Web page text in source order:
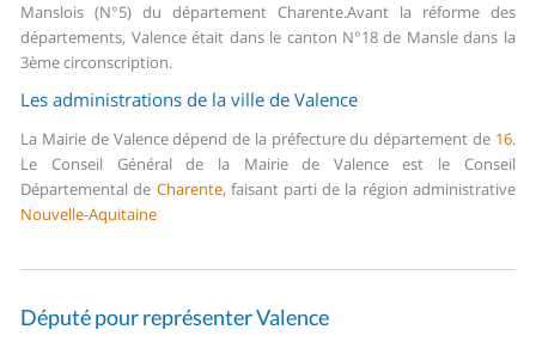
Manslois (N°5) du département Charente.Avant la réforme des
départements, Valence était dans le canton N°18 de Mansle dans la
3ème circonscription.
Les administrations de la ville de Valence
La Mairie de Valence dépend de la préfecture du département de 16.
Le Conseil Général de la Mairie de Valence est le Conseil
Départemental de Charente, faisant parti de la région administrative
Nouvelle-Aquitaine
Député pour représenter Valence